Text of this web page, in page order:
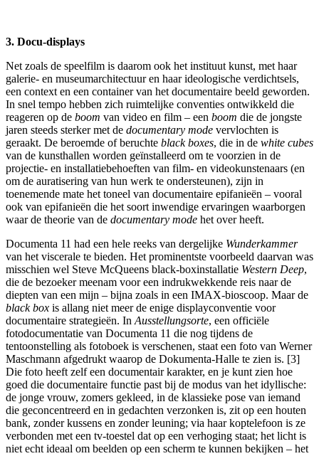
3. Docu-displays
Net zoals de speelfilm is daarom ook het instituut kunst, met haar
galerie- en museumarchitectuur en haar ideologische verdichtsels,
een context en een container van het documentaire beeld geworden.
In snel tempo hebben zich ruimtelijke conventies ontwikkeld die
reageren op de boom van video en film – een boom die de jongste
jaren steeds sterker met de documentary mode vervlochten is
geraakt. De beroemde of beruchte black boxes, die in de white cubes
van de kunsthallen worden geïnstalleerd om te voorzien in de
projectie- en installatiebehoeften van film- en videokunstenaars (en
om de auratisering van hun werk te ondersteunen), zijn in
toenemende mate het toneel van documentaire epifanieën – vooral
ook van epifanieën die het soort inwendige ervaringen waarborgen
waar de theorie van de documentary mode het over heeft.
Documenta 11 had een hele reeks van dergelijke Wunderkammer
van het viscerale te bieden. Het prominentste voorbeeld daarvan was
misschien wel Steve McQueens black-boxinstallatie Western Deep,
die de bezoeker meenam voor een indrukwekkende reis naar de
diepten van een mijn – bijna zoals in een IMAX-bioscoop. Maar de
black box is allang niet meer de enige displayconventie voor
documentaire strategieën. In Ausstellungsorte, een officiële
fotodocumentatie van Documenta 11 die nog tijdens de
tentoonstelling als fotoboek is verschenen, staat een foto van Werner
Maschmann afgedrukt waarop de Dokumenta-Halle te zien is. [3]
Die foto heeft zelf een documentair karakter, en je kunt zien hoe
goed die documentaire functie past bij de modus van het idyllische:
de jonge vrouw, zomers gekleed, in de klassieke pose van iemand
die geconcentreerd en in gedachten verzonken is, zit op een houten
bank, zonder kussens en zonder leuning; via haar koptelefoon is ze
verbonden met een tv-toestel dat op een verhoging staat; het licht is
niet echt ideaal om beelden op een scherm te kunnen bekijken – het